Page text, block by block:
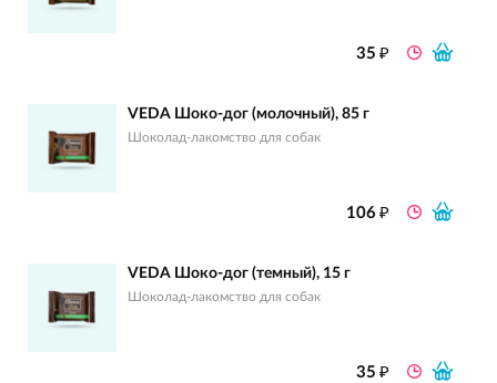
35₽
VEDA Шоко-дог (молочный), 85 г
Шоколад-лакомство для собак
106₽
VEDA Шоко-дог (темный), 15 г
Шоколад-лакомство для собак
35₽